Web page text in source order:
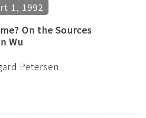
1, 1992
On the Sources
Wu
Petersen